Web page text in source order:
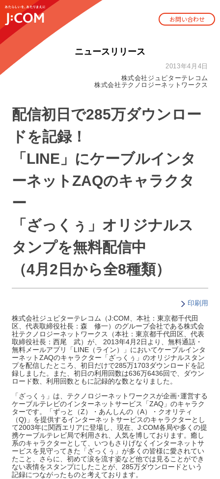
お問い合わせ
ニュースリリース
2013年4月4日
株式会社ジュピターテレコム
株式会社テクノロジーネットワークス
配信初日で285万ダウンロー
ドを記録！
「LINE」にケーブルインタ
ーネットZAQのキャラクタ
ー
「ざっくぅ」オリジナルス
タンプを無料配信中
（4月2日から全8種類）
印刷用
株式会社ジュピターテレコム（J:COM、本社：東京都千代田
区、代表取締役社長：森 修一）のグループ会社である株式会
社テクノロジーネットワークス（本社：東京都千代田区、代表
取締役社長：西尾 武）が、 2013年4月2日より、無料通話・
無料メールアプリ「LINE（ライン）」においてケーブルインタ
ーネットZAQのキャラクター「ざっくぅ」のオリジナルスタン
プを配信したところ、初日だけで285万1703ダウンロードを記
録しました。また、初日の利用回数は636万6436回で、ダウン
ロード数、利用回数ともに記録的な数となりました。
「ざっくぅ」は、テクノロジーネットワークスが企画･運営する
ケーブルテレビのインターネットサービス「ZAQ」のキャラク
ターです。「ずっと（Z）・あんしんの（A）・クオリティ
（Q)」を提供するインターネットサービスのキャラクターとし
て2003年に関西エリアに登場し、現在、J:COM各局や多くの提
携ケーブルテレビ局で利用され、人気を博しております。癒し
系のキャラクターとして、いつもさりげなくインターネットサ
ービスを見守ってきた「ざっくぅ」が多くの皆様に愛されてい
たこと、さらに、初めて涙を流す姿など他では見ることができ
ない表情をスタンプにしたことが、285万ダウンロードという
記録につながったものと考えております。